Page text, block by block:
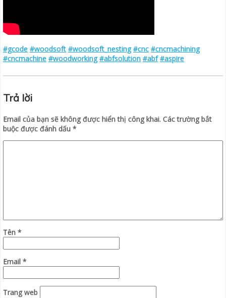
#gcode #woodsoft #woodsoft_nesting #cnc #cncmachining
#cncmachine #woodworking #abfsolution #abf #aspire
Trả lời
Email của bạn sẽ không được hiển thị công khai. Các trường bắt
buộc được đánh dấu *
Tên *
Email *
Trang web